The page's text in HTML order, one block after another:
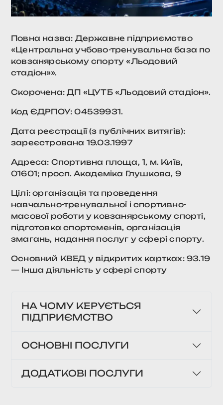
Повна назва: Державне підприємство
«Центральна учбово-тренувальна база по
ковзанярському спорту «Льодовий
стадіон»».
Скорочена: ДП «ЦУТБ «Льодовий стадіон».
Код ЄДРПОУ: 04539931.
Дата реєстрації (з публічних витягів):
зареєстрована 19.03.1997
Адреса: Спортивна площа, 1, м. Київ,
01601; просп. Академіка Глушкова, 9
Цілі: організація та проведення
навчально-тренувальної і спортивно-
масової роботи у ковзанярському спорті,
підготовка спортсменів, організація
змагань, надання послуг у сфері спорту.
Основний КВЕД у відкритих картках: 93.19
— Інша діяльність у сфері спорту
НА ЧОМУ КЕРУЄТЬСЯ
ПІДПРИЄМСТВО
ОСНОВНІ ПОСЛУГИ
ДОДАТКОВІ ПОСЛУГИ